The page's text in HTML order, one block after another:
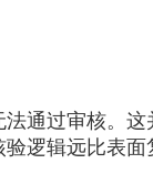
通过审核。
逻辑远比表面